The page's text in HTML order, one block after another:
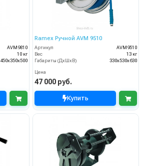
AVM9810
10 кг
450x350x500
Ramex Ручной AVM 9510
Артикул
AVM9510
Вес
13 кг
Габариты (ДхШхВ)
330x530x630
Цена
47 000 руб.
Купить